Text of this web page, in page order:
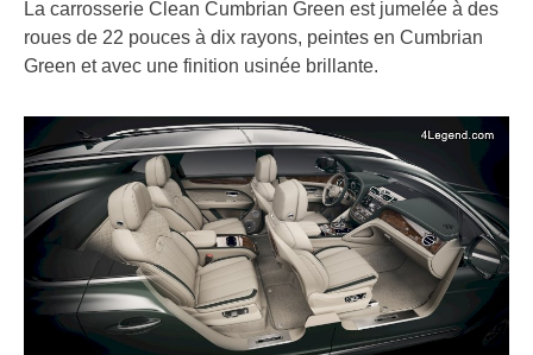
La carrosserie Clean Cumbrian Green est jumelée à des
roues de 22 pouces à dix rayons, peintes en Cumbrian
Green et avec une finition usinée brillante.